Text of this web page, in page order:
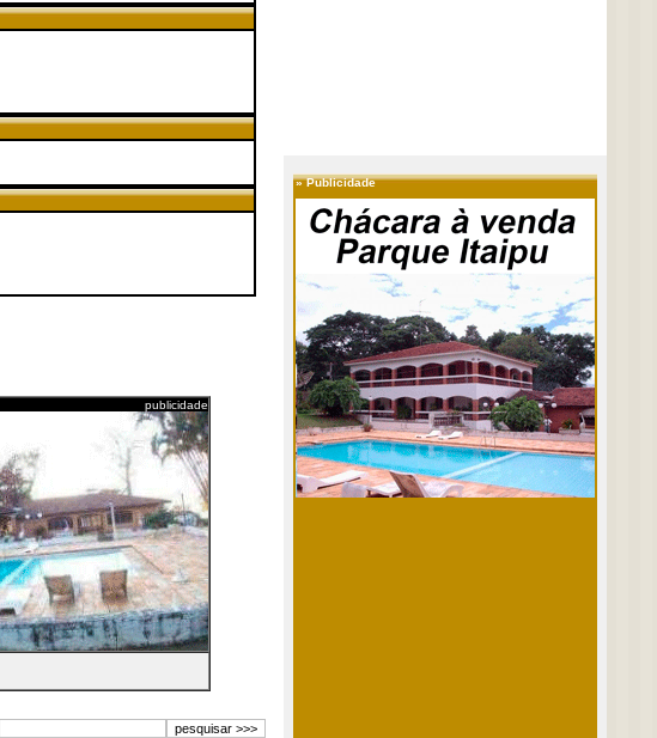
publicidade
»Publicidade